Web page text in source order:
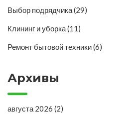
Выбор подрядчика(29)
Клининг и уборка(11)
Ремонт бытовой техники(6)
Архивы
августа 2026 (2)